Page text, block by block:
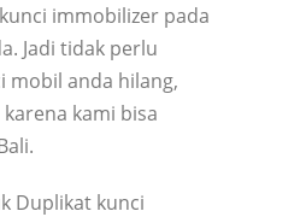
immobilizer pada
Jadi tidak perlu
mobil anda hilang,
kami bisa
Duplikat kunci